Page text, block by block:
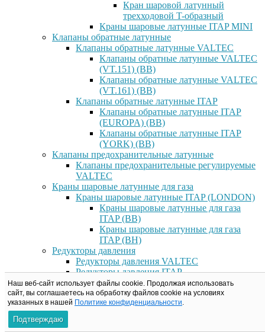
Кран шаровой латунный
трехходовой T-образный
Краны шаровые латунные ITAP MINI
Клапаны обратные латунные
Клапаны обратные латунные VALTEC
Клапаны обратные латунные VALTEC
(VT.151) (ВВ)
Клапаны обратные латунные VALTEC
(VT.161) (ВВ)
Клапаны обратные латунные ITAP
Клапаны обратные латунные ITAP
(EUROPA) (ВВ)
Клапаны обратные латунные ITAP
(YORK) (ВВ)
Клапаны предохранительные латунные
Клапаны предохранительные регулируемые
VALTEC
Краны шаровые латунные для газа
Краны шаровые латунные ITAP (LONDON)
Краны шаровые латунные для газа
ITAP (ВВ)
Краны шаровые латунные для газа
ITAP (ВН)
Редукторы давления
Редукторы давления VALTEC
Редукторы давления ITAP
Редукторы давление RBM
Фильтры латунные
Фильтры латунные VALTEC
Наш веб-сайт использует файлы cookie. Продолжая использовать
сайт, вы соглашаетесь на обработку файлов сookie на условиях
указанных в нашей Политике конфиденциальности.
Подтверждаю